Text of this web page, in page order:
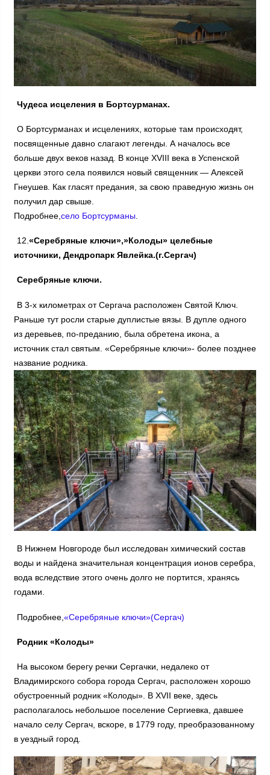
Чудеса исцеления в Бортсурманах.
О Бортсурманах и исцелениях, которые там происходят,
посвященные давно слагают легенды. А началось все
больше двух веков назад. В конце XVIII века в Успенской
церкви этого села появился новый священник — Алексей
Гнеушев. Как гласят предания, за свою праведную жизнь он
получил дар свыше.
Подробнее, село Бортсурманы
12. «Серебряные ключи»,»Колоды» целебные
источники, Дендропарк Явлейка.(г.Сергач)
Серебряные ключи.
В 3-х километрах от Сергача расположен Святой Ключ.
Раньше тут росли старые дуплистые вязы. В дупле одного
из деревьев, по-преданию, была обретена икона, а
источник стал святым. «Серебряные ключи»- более позднее
название родника.
В Нижнем Новгороде был исследован химический состав
воды и найдена значительная концентрация ионов серебра,
вода вследствие этого очень долго не портится, хранясь
годами.
Подробнее, «Серебряные ключи»(Сергач)
Родник «Колоды»
На высоком берегу речки Сергачки, недалеко от
Владимирского собора города Сергач, расположен хорошо
обустроенный родник «Колоды». В XVII веке, здесь
располагалось небольшое поселение Сергиевка, давшее
начало селу Сергач, вскоре, в 1779 году, преобразованному
в уездный город.